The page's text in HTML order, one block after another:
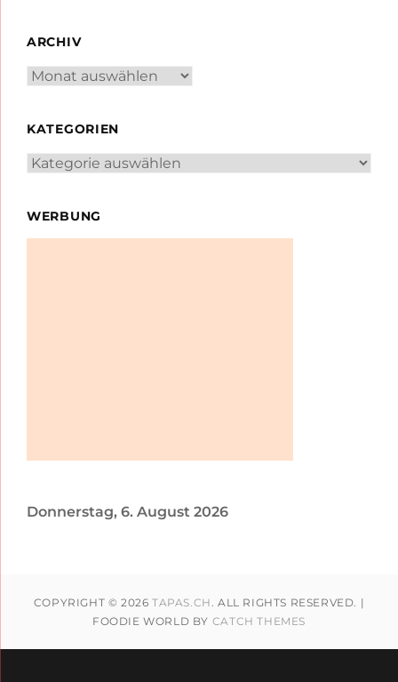
ARCHIV
Archiv
KATEGORIEN
Kategorien
WERBUNG
Donnerstag, 6. August 2026
COPYRIGHT © 2026 TAPAS.CH . ALL RIGHTS RESERVED. |
FOODIE WORLD BY CATCH THEMES